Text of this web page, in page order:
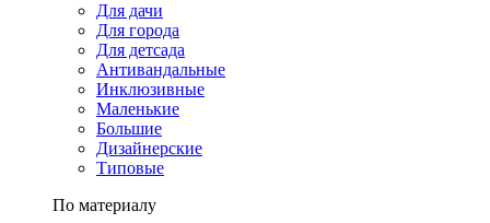
Для дачи
Для города
Для детсада
Антивандальные
Инклюзивные
Маленькие
Большие
Дизайнерские
Типовые
По материалу